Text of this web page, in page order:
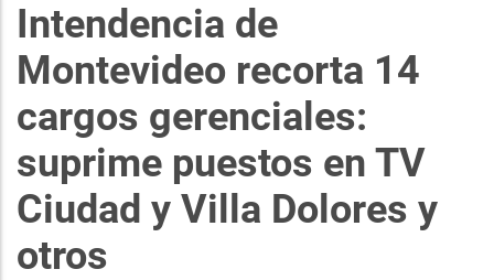
Intendencia de
Montevideo recorta 14
cargos gerenciales:
suprime puestos en TV
Ciudad y Villa Dolores y
otros